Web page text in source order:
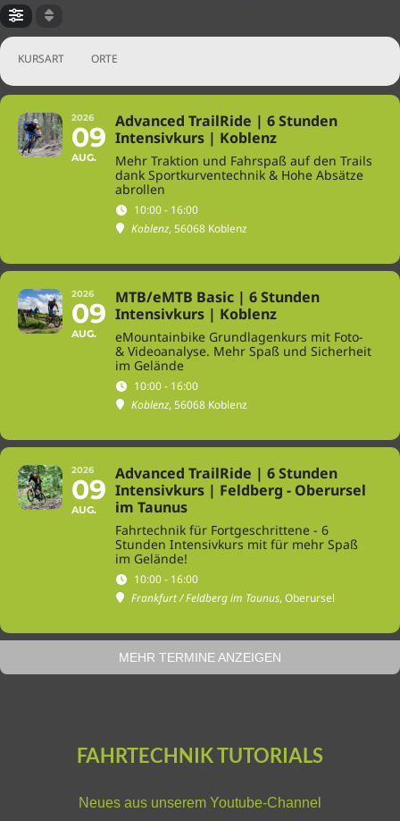
KURSART ORTE
2026
09
AUG.
Advanced TrailRide | 6 Stunden
Intensivkurs | Koblenz
Mehr Traktion und Fahrspaß auf den Trails
dank Sportkurventechnik & Hohe Absätze
abrollen
10:00 - 16:00
Koblenz, 56068 Koblenz
2026
09
AUG.
MTB/eMTB Basic | 6 Stunden
Intensivkurs | Koblenz
eMountainbike Grundlagenkurs mit Foto-
& Videoanalyse. Mehr Spaß und Sicherheit
im Gelände
10:00 - 16:00
Koblenz, 56068 Koblenz
2026
09
AUG.
Advanced TrailRide | 6 Stunden
Intensivkurs | Feldberg - Oberursel
im Taunus
Fahrtechnik für Fortgeschrittene - 6
Stunden Intensivkurs mit für mehr Spaß
im Gelände!
10:00 - 16:00
Frankfurt / Feldberg im Taunus, Oberursel
MEHR TERMINE ANZEIGEN
FAHRTECHNIK TUTORIALS
Neues aus unserem Youtube-Channel